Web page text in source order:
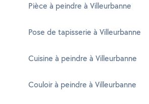
Pièce à peindre à Villeurbanne
Pose de tapisserie à Villeurbanne
Cuisine à peindre à Villeurbanne
Couloir à peindre à Villeurbanne